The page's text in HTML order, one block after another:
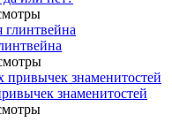
знаменитостей